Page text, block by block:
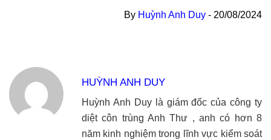
By Huỳnh Anh Duy - 20/08/2024
HUỲNH ANH DUY
Huỳnh Anh Duy là giám đốc của công ty
diệt côn trùng Anh Thư , anh có hơn 8
năm kinh nghiệm trong lĩnh vực kiểm soát